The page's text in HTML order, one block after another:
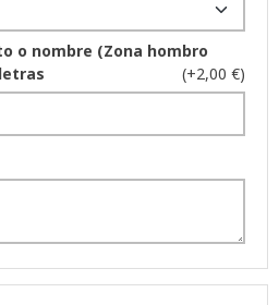
o nombre (Zona hombro
(+2,00 €)